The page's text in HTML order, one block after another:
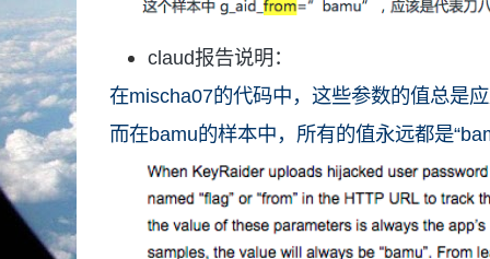
claud报告说明：
在mischa07的代码中，这些参数的值总是
而在bamu的样本中，所有的值永远都是